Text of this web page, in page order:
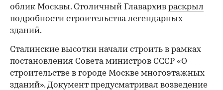
облик Москвы. Столичный Главархив раскрыл
подробности строительства легендарных
зданий.
Сталинские высотки начали строить в рамках
постановления Совета министров СССР «О
строительстве в городе Москве многоэтажных
зданий». Документ предусматривал возведение